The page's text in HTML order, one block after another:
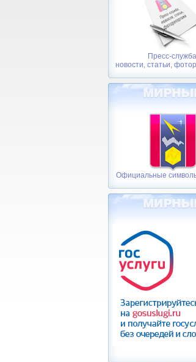
Пресс-
новости, статьи,
Официальные